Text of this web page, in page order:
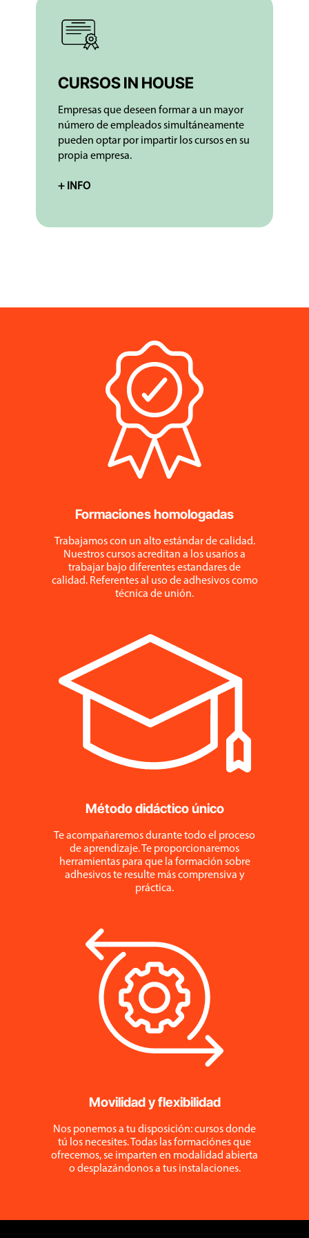
CURSOS IN HOUSE
Empresas que deseen formar a un mayor
número de empleados simultáneamente
pueden optar por impartir los cursos en su
propia empresa.
+ INFO
Formaciones homologadas
Trabajamos con un alto estándar de calidad.
Nuestros cursos acreditan a los usarios a
trabajar bajo diferentes estandares de
calidad. Referentes al uso de adhesivos como
técnica de unión.
Método didáctico único
Te acompañaremos durante todo el proceso
de aprendizaje. Te proporcionaremos
herramientas para que la formación sobre
adhesivos te resulte más comprensiva y
práctica.
Movilidad y flexibilidad
Nos ponemos a tu disposición: cursos donde
tú los necesites. Todas las formaciónes que
ofrecemos, se imparten en modalidad abierta
o desplazándonos a tus instalaciones.